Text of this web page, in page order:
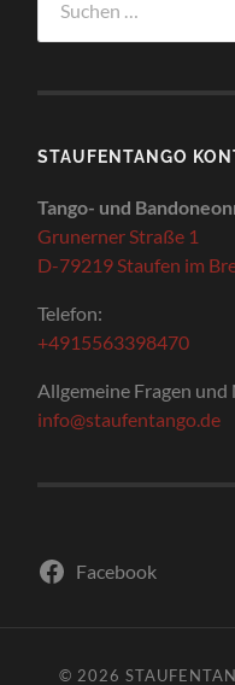
nach:
STAUFENTANGO
Tango- und
Grunerner Straße 1
D-79219 Staufen im
Telefon:
+4915563398470
Allgemeine Fragen
info@staufentango.de
Facebook
© 2026